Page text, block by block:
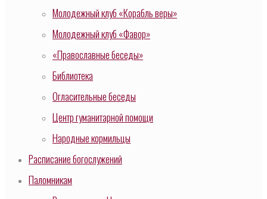
Молодежный клуб «Корабль веры»
Молодежный клуб «Фавор»
«Православные беседы»
Библиотека
Огласительные беседы
Центр гуманитарной помощи
Народные кормильцы
Расписание богослужений
Паломникам